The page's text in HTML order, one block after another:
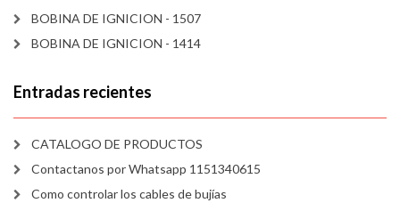
BOBINA DE IGNICION - 1507
BOBINA DE IGNICION - 1414
Entradas recientes
CATALOGO DE PRODUCTOS
Contactanos por Whatsapp 1151340615
Como controlar los cables de bujías